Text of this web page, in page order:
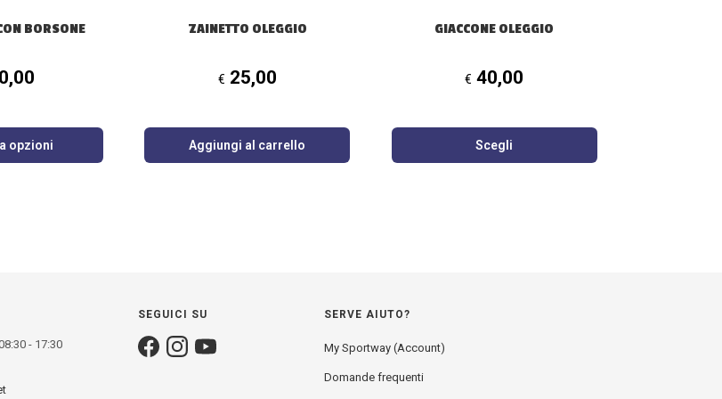
BORSONE
opzioni
ZAINETTO OLEGGIO
€ 25,00
Aggiungi al carrello
GIACCONE OLEGGIO
€ 40,00
Scegli
- 17:30
SEGUICI SU SERVE AIUTO?
My Sportway (Account)
Domande frequenti